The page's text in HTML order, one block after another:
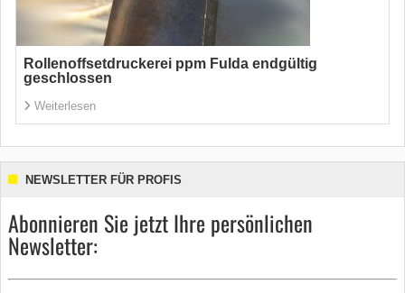
Rollenoffsetdruckerei ppm Fulda endgültig
geschlossen
Weiterlesen
NEWSLETTER FÜR PROFIS
Abonnieren Sie jetzt Ihre persönlichen
Newsletter: